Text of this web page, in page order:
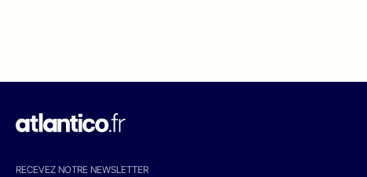
RECEVEZ NOTRE NEWSLETTER